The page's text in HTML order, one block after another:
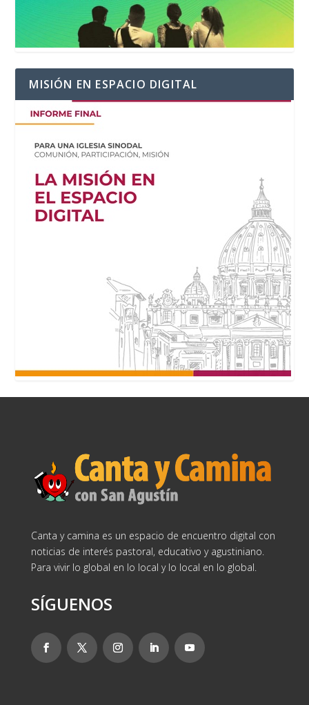
MISIÓN EN ESPACIO DIGITAL
Canta y camina es un espacio de encuentro digital con
noticias de interés pastoral, educativo y agustiniano.
Para vivir lo global en lo local y lo local en lo global.
SÍGUENOS